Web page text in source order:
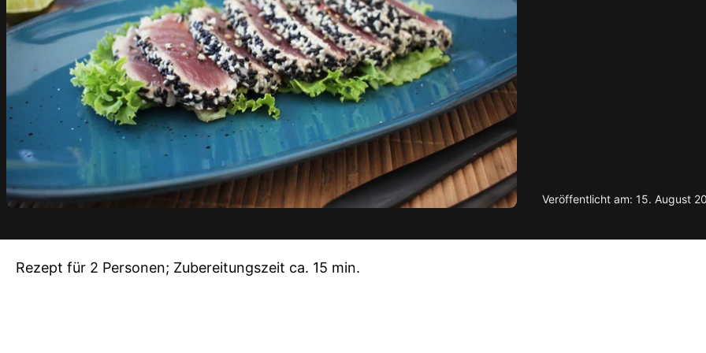
Veröffentlicht am: 15. August
Rezept für 2 Personen; Zubereitungszeit ca. 15 min.